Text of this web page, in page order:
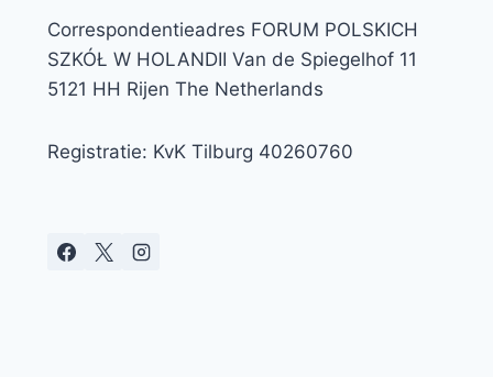
Correspondentieadres FORUM POLSKICH
SZKÓŁ W HOLANDII Van de Spiegelhof 11
5121 HH Rijen The Netherlands
Registratie: KvK Tilburg 40260760